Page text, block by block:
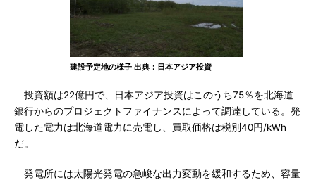
建設予定地の様子 出典：日本アジア投資
投資額は22億円で、日本アジア投資はこのうち75％を北海道
銀行からのプロジェクトファイナンスによって調達している。発
電した電力は北海道電力に売電し、買取価格は税別40円/kWh
だ。
発電所には太陽光発電の急峻な出力変動を緩和するため、容量